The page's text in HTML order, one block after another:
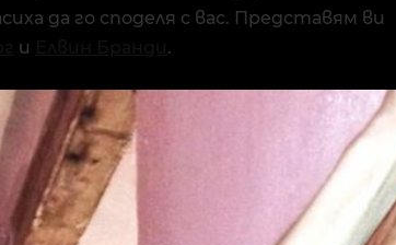
да го споделя с вас. Представям ви
и .